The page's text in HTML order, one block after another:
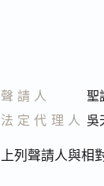
聲請人
聖
法定代理人 吳
上列聲請人與相